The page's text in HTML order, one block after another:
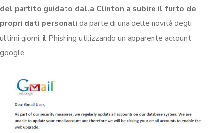
del partito guidato dalla Clinton a subire il furto dei
propri dati personali da parte di una delle novità degli
ultimi giorni: il Phishing utilizzando un apparente account
google.